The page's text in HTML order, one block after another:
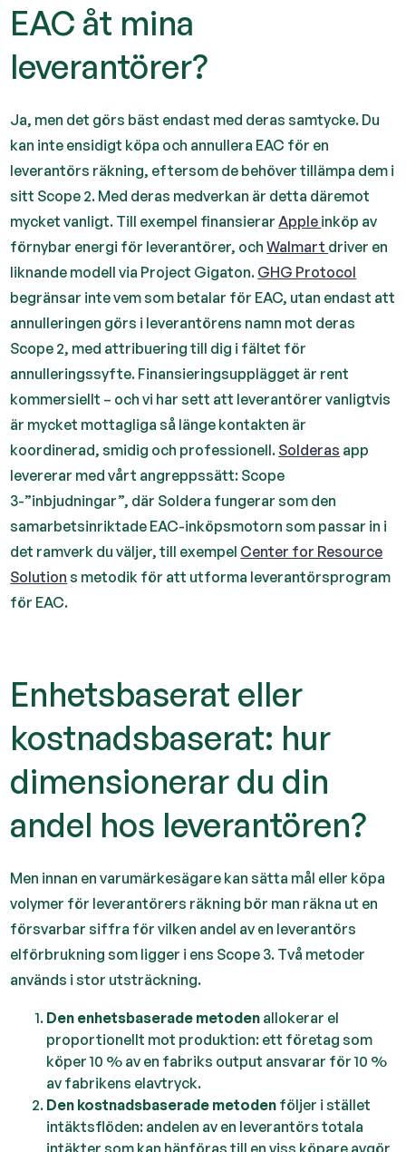
EAC åt mina
leverantörer?
Ja, men det görs bäst endast med deras samtycke. Du
kan inte ensidigt köpa och annullera EAC för en
leverantörs räkning, eftersom de behöver tillämpa dem i
sitt Scope 2. Med deras medverkan är detta däremot
mycket vanligt. Till exempel finansierarApple inköp av
förnybar energi för leverantörer, ochWalmart driver en
liknande modell via Project Gigaton. GHG Protocol
begränsar inte vem som betalar för EAC, utan endast att
annulleringen görs i leverantörens namn mot deras
Scope 2, med attribuering till dig i fältet för
annulleringssyfte. Finansieringsupplägget är rent
kommersiellt – och vi har sett att leverantörer vanligtvis
är mycket mottagliga så länge kontakten är
koordinerad, smidig och professionell. Solderas app
levererar med vårt angreppssätt: Scope
3-”inbjudningar”, där Soldera fungerar som den
samarbetsinriktade EAC-inköpsmotorn som passar in i
det ramverk du väljer, till exempel Center for Resource
Solution s metodik för att utforma leverantörsprogram
för EAC.
Enhetsbaserat eller
kostnadsbaserat: hur
dimensionerar du din
andel hos leverantören?
Men innan en varumärkesägare kan sätta mål eller köpa
volymer för leverantörers räkning bör man räkna ut en
försvarbar siffra för vilken andel av en leverantörs
elförbrukning som ligger i ens Scope 3. Två metoder
används i stor utsträckning.
Den enhetsbaserade metoden allokerar el
proportionellt mot produktion: ett företag som
köper 10 % av en fabriks output ansvarar för 10 %
av fabrikens elavtryck.
Den kostnadsbaserade metoden följer i stället
intäktsflöden: andelen av en leverantörs totala